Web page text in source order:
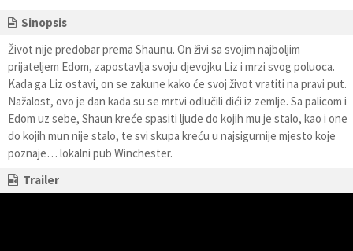
Sinopsis
Život nije predobar prema Shaunu. On živi sa svojim najboljim
prijateljem Edom, zapostavlja svoju djevojku Liz i mrzi svog poluoca.
Kada ga Liz ostavi, on se zakune kako će svoj život vratiti na pravi put.
Nažalost, ovo je dan kada su se mrtvi odlučili dići iz zemlje. Sa palicom i
Edom uz sebe, Shaun kreće spasiti ljude do kojih mu je stalo, kao i one
do kojih mun nije stalo, te svi skupa kreću u najsigurnije mjesto koje
poznaje… lokalni pub Winchester.
Trailer